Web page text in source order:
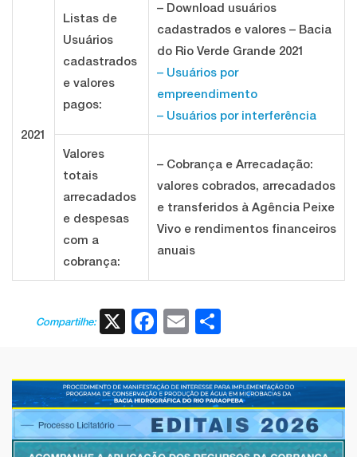
2021
Listas de
Usuários
cadastrados
e valores
pagos:
– Download usuários
cadastrados e valores – Bacia
do Rio Verde Grande 2021
– Usuários por
empreendimento
– Usuários por interferência
Valores
totais
arrecadados
e despesas
com a
cobrança:
– Cobrança e Arrecadação:
valores cobrados, arrecadados
e transferidos à Agência Peixe
Vivo e rendimentos financeiros
anuais
Compartilhe: X Facebook
Email